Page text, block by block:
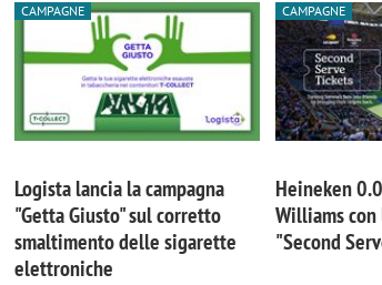
CAMPAGNE
Logista lancia la campagna
"Getta Giusto" sul corretto
smaltimento delle sigarette
elettroniche
CAMPAGNE
Heineken
Williams con
"Second